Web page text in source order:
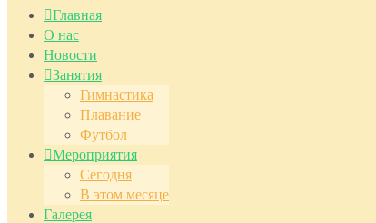
Главная
О нас
Новости
Занятия
Гимнастика
Плавание
Футбол
Мероприятия
Сегодня
В этом месяце
Галерея